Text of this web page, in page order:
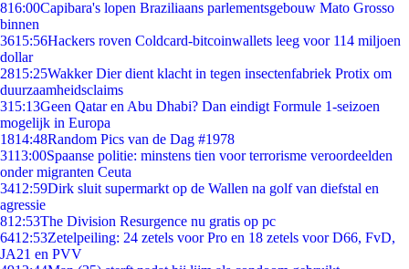
816:00Capibara's lopen Braziliaans parlementsgebouw Mato Grosso
binnen
3615:56Hackers roven Coldcard-bitcoinwallets leeg voor 114 miljoen
dollar
2815:25Wakker Dier dient klacht in tegen insectenfabriek Protix om
duurzaamheidsclaims
315:13Geen Qatar en Abu Dhabi? Dan eindigt Formule 1-seizoen
mogelijk in Europa
1814:48Random Pics van de Dag #1978
3113:00Spaanse politie: minstens tien voor terrorisme veroordeelden
onder migranten Ceuta
3412:59Dirk sluit supermarkt op de Wallen na golf van diefstal en
agressie
812:53The Division Resurgence nu gratis op pc
6412:53Zetelpeiling: 24 zetels voor Pro en 18 zetels voor D66, FvD,
JA21 en PVV